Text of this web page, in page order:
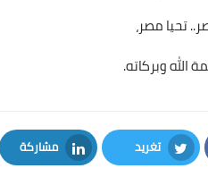
تحيا مصر،
الله وبركاته.
تغريد
Twitter
مشاركة
LinkedIn